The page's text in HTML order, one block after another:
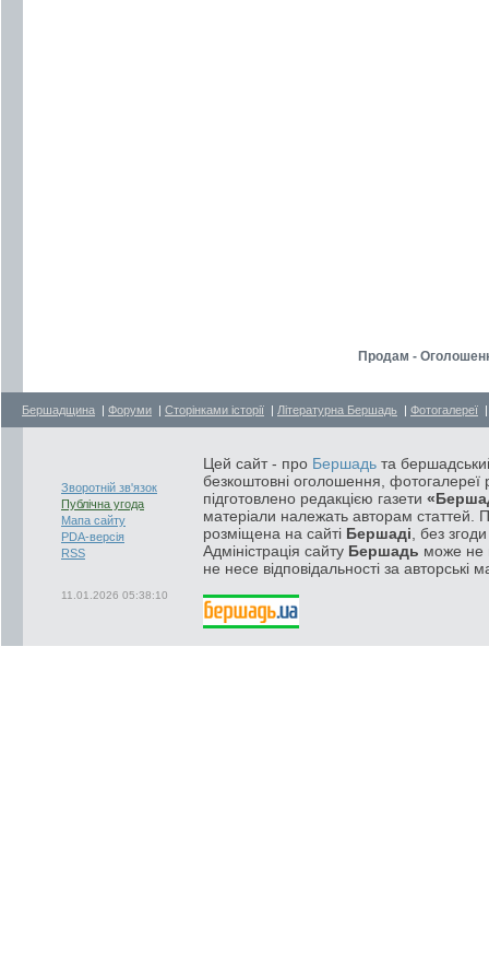
Продам -
Бершадщина | Форуми | Сторінками історії | Літературна Бершадь | Фотогалереї
Зворотній зв'язок
Публічна угода
Мапа сайту
PDA-версія
RSS
11.01.2026 05:38:10
Цей сайт - про Бершадь та
безкоштовні оголошення, фотогалереї
підготовлено редакцією газети
матеріали належать авторам статтей.
розміщена на сайті Бершаді , без
Адміністрація сайту Бершадь може не
не несе відповідальності за авторські